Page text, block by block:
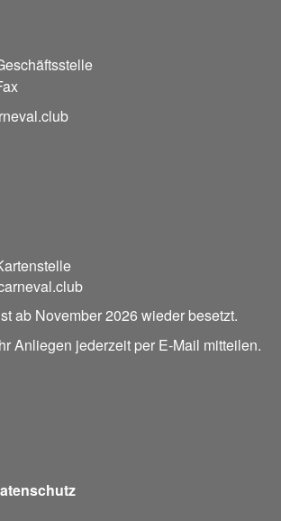
ab November 2026 wieder besetzt.
Anliegen jederzeit per E-Mail mitteilen.